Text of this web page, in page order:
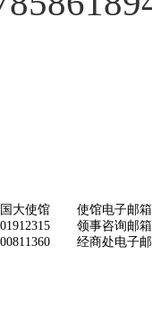
大使馆
使馆电子邮箱
领事咨询邮箱
经商处电子